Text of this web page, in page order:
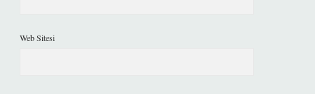
Web Sitesi